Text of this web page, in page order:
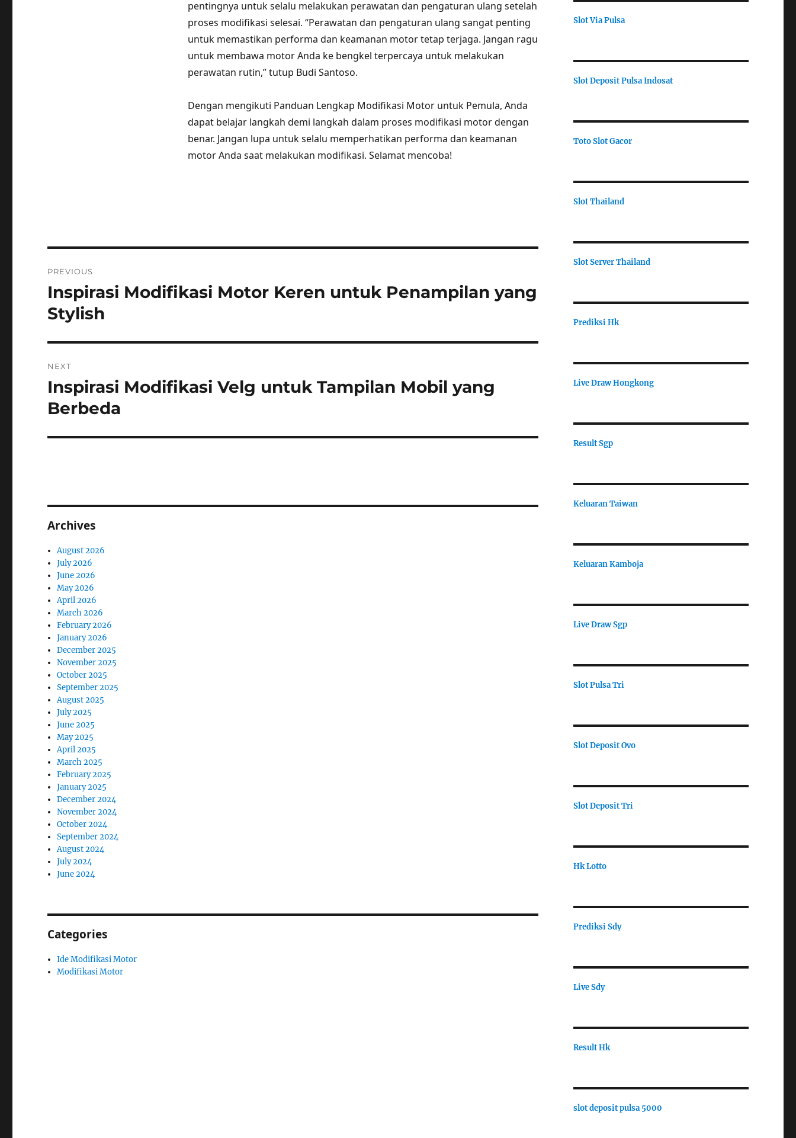
pentingnya untuk selalu melakukan perawatan dan pengaturan ulang setelah
proses modifikasi selesai. “Perawatan dan pengaturan ulang sangat penting
untuk memastikan performa dan keamanan motor tetap terjaga. Jangan ragu
untuk membawa motor Anda ke bengkel terpercaya untuk melakukan
perawatan rutin,” tutup Budi Santoso.
Dengan mengikuti Panduan Lengkap Modifikasi Motor untuk Pemula, Anda
dapat belajar langkah demi langkah dalam proses modifikasi motor dengan
benar. Jangan lupa untuk selalu memperhatikan performa dan keamanan
motor Anda saat melakukan modifikasi. Selamat mencoba!
navigation
PREVIOUS
Previous
post:
Inspirasi Modifikasi Motor Keren untuk Penampilan yang
Stylish
NEXT
Next
post:
Inspirasi Modifikasi Velg untuk Tampilan Mobil yang
Berbeda
Archives
August 2026
July 2026
June 2026
May 2026
April 2026
March 2026
February 2026
January 2026
December 2025
November 2025
October 2025
September 2025
August 2025
July 2025
June 2025
May 2025
April 2025
March 2025
February 2025
January 2025
December 2024
November 2024
October 2024
September 2024
August 2024
July 2024
June 2024
Categories
Ide Modifikasi Motor
Modifikasi Motor
Slot Via Pulsa
Slot Deposit Pulsa Indosat
Toto Slot Gacor
Slot Thailand
Slot Server Thailand
Prediksi Hk
Live Draw Hongkong
Result Sgp
Keluaran Taiwan
Keluaran Kamboja
Live Draw Sgp
Slot Pulsa Tri
Slot Deposit Ovo
Slot Deposit Tri
Hk Lotto
Prediksi Sdy
Live Sdy
Result Hk
slot deposit pulsa 5000